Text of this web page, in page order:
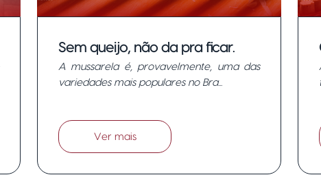
Sem queijo, não da pra ficar.
A mussarela é, provavelmente, uma das
variedades mais populares no Bra...
Ver mais